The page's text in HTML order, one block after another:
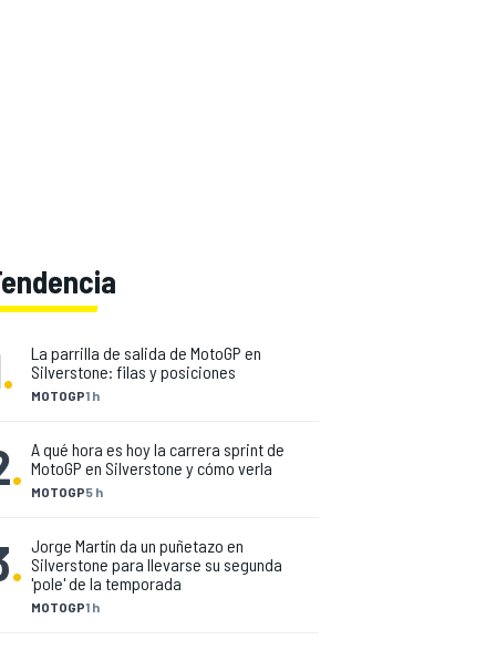
. MOTOGP1 h
La parrilla de salida de MotoGP en
Silverstone: filas y posiciones
. MOTOGP5 h
A qué hora es hoy la carrera sprint de
MotoGP en Silverstone y cómo verla
.
MOTOGP1 h
Jorge Martín da un puñetazo en
Silverstone para llevarse su segunda
'pole' de la temporada